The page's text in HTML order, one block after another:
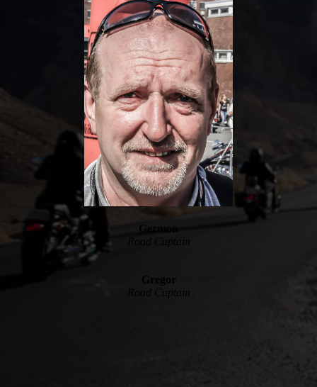
Germon
Road Captain
Gregor
Road Captain